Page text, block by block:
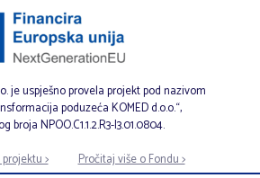
je uspješno provela projekt pod nazivom
poduzeća KOMED d.o.o.“,
broja NPOO.C1.1.2.R3-I3.01.0804.
>
Pročitaj više o Fondu >